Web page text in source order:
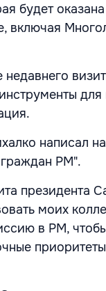
будет
включая
написал
РМ".
президента
моих
в РМ,